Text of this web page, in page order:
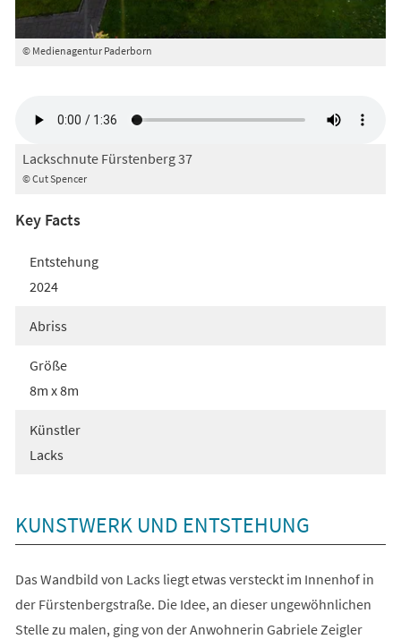
© Medienagentur Paderborn
© Cut Spencer
Lackschnute Fürstenberg 37
Key Facts
Entstehung
2024
Abriss
Größe
8m x 8m
Künstler
Lacks
KUNSTWERK UND ENTSTEHUNG
Das Wandbild von Lacks liegt etwas versteckt im Innenhof in
der Fürstenbergstraße. Die Idee, an dieser ungewöhnlichen
Stelle zu malen, ging von der Anwohnerin Gabriele Zeigler